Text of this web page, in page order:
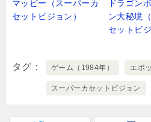
マッピー（スーパーカ
セットビジョン）
ドラゴン
ン大秘境
セットビジ
タグ ゲーム（1984年） エポ
スーパーカセットビジョン